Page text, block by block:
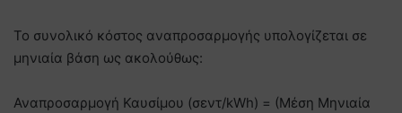
Το συνολικό κόστος αναπροσαρμογής υπολογίζεται σε
μηνιαία βάση ως ακολούθως:
Αναπροσαρμογή Καυσίμου (σεντ/kWh) = (Μέση Μηνιαία